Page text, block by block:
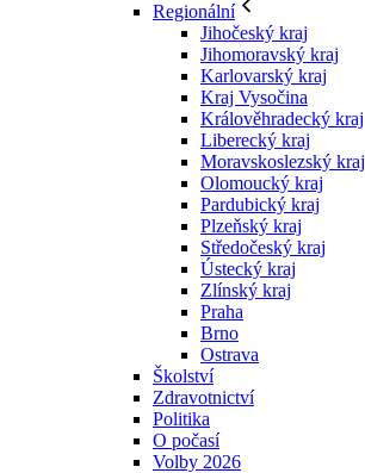
Regionální
Jihočeský kraj
Jihomoravský kraj
Karlovarský kraj
Kraj Vysočina
Králověhradecký kraj
Liberecký kraj
Moravskoslezský kraj
Olomoucký kraj
Pardubický kraj
Plzeňský kraj
Středočeský kraj
Ústecký kraj
Zlínský kraj
Praha
Brno
Ostrava
Školství
Zdravotnictví
Politika
O počasí
Volby 2026